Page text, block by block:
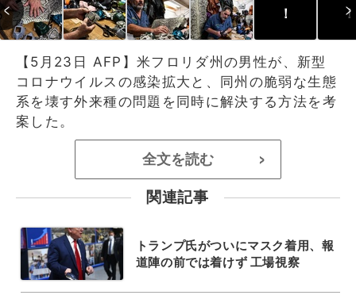
！ ！
【5月23日 AFP】米フロリダ州の男性が、新型
コロナウイルスの感染拡大と、同州の脆弱な生態
系を壊す外来種の問題を同時に解決する方法を考
案した。
全文を読む >
関連記事
トランプ氏がついにマスク着用、報
道陣の前では着けず 工場視察